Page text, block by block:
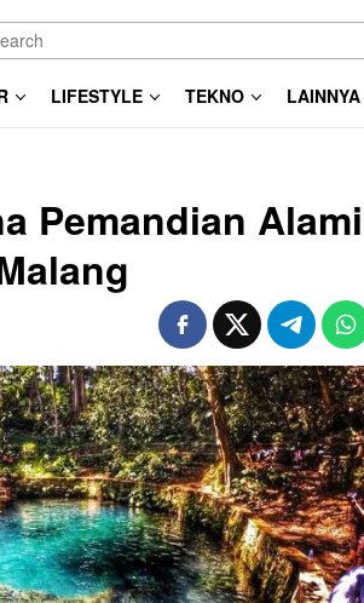
LIFESTYLE TEKNO LAINNYA
Pemandian Alami